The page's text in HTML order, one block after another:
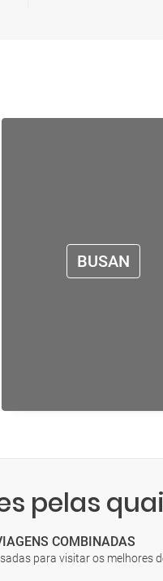
BUSAN
pelas
COMBINADAS
para visitar os melhores